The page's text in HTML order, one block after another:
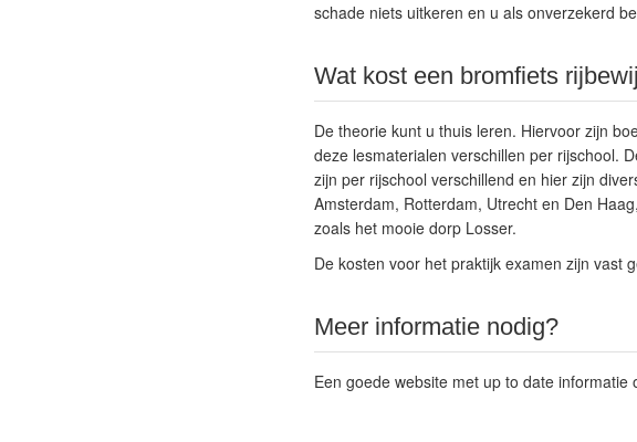
schade niets uitkeren en u als onverzekerd
Wat kost een bromfiets
De theorie kunt u thuis leren. Hiervoor zijn
deze lesmaterialen verschillen per rijschool.
zijn per rijschool verschillend en hier zijn
Amsterdam, Rotterdam, Utrecht en Den
zoals het mooie dorp Losser.
De kosten voor het praktijk examen zijn vast
Meer informatie nodig?
Een goede website met up to date